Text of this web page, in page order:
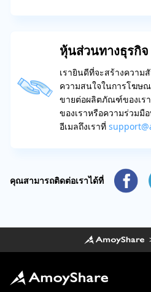
หุ้นส่วนทางธุรกิจ
เรายินดีที่จะสร้างควา
ความสนใจในการโฆษ
ขายต่อผลิตภัณฑ์ของเร
ของเราหรือความร่วมมื
อีเมลถึงเราที่
คุณสามารถติดต่อเราได้ที่